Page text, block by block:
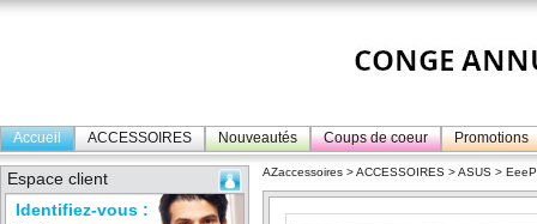
Accueil ACCESSOIRES Nouveautés Coups de coeur Promotions
Espace client
Identifiez-vous :
AZaccessoires >ACCESSOIRES >ASUS >